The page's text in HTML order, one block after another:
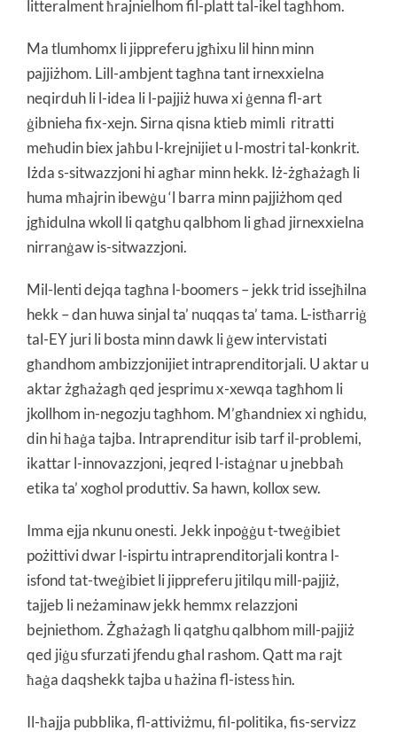
litteralment ħrajnielhom fil-platt tal-ikel tagħhom.
Ma tlumhomx li jippreferu jgħixu lil hinn minn
pajjiżhom. Lill-ambjent tagħna tant irnexxielna
neqirduh li l-idea li l-pajjiż huwa xi ġenna fl-art
ġibnieha fix-xejn. Sirna qisna ktieb mimli ritratti
meħudin biex jaħbu l-krejnijiet u l-mostri tal-konkrit.
Iżda s-sitwazzjoni hi agħar minn hekk. Iż-żgħażagħ li
huma mħajrin ibewġu ‘l barra minn pajjiżhom qed
jgħidulna wkoll li qatgħu qalbhom li għad jirnexxielna
nirranġaw is-sitwazzjoni.
Mil-lenti dejqa tagħna l-boomers – jekk trid issejħilna
hekk – dan huwa sinjal ta’ nuqqas ta’ tama. L-istħarriġ
tal-EY juri li bosta minn dawk li ġew intervistati
għandhom ambizzjonijiet intraprenditorjali. U aktar u
aktar żgħażagħ qed jesprimu x-xewqa tagħhom li
jkollhom in-negozju tagħhom. M’għandniex xi ngħidu,
din hi ħaġa tajba. Intraprenditur isib tarf il-problemi,
ikattar l-innovazzjoni, jeqred l-istaġnar u jnebbaħ
etika ta’ xogħol produttiv. Sa hawn, kollox sew.
Imma ejja nkunu onesti. Jekk inpoġġu t-tweġibiet
pożittivi dwar l-ispirtu intraprenditorjali kontra l-
isfond tat-tweġibiet li jippreferu jitilqu mill-pajjiż,
tajjeb li neżaminaw jekk hemmx relazzjoni
bejniethom. Żgħażagħ li qatgħu qalbhom mill-pajjiż
qed jiġu sfurzati jfendu għal rashom. Qatt ma rajt
ħaġa daqshekk tajba u ħażina fl-istess ħin.
Il-ħajja pubblika, fl-attiviżmu, fil-politika, fis-servizz